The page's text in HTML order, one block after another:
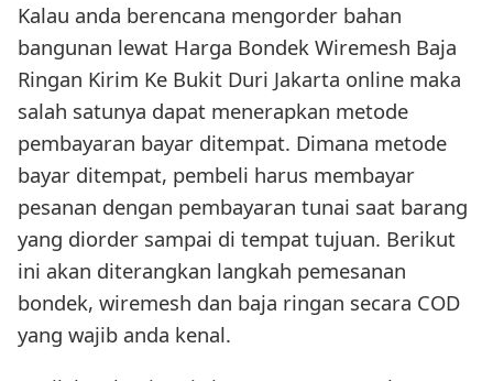
Kalau anda berencana mengorder bahan
bangunan lewat Harga Bondek Wiremesh Baja
Ringan Kirim Ke Bukit Duri Jakarta online maka
salah satunya dapat menerapkan metode
pembayaran bayar ditempat. Dimana metode
bayar ditempat, pembeli harus membayar
pesanan dengan pembayaran tunai saat barang
yang diorder sampai di tempat tujuan. Berikut
ini akan diterangkan langkah pemesanan
bondek, wiremesh dan baja ringan secara COD
yang wajib anda kenal.